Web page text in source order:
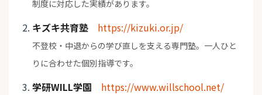
制度に対応した実績があります。
キズキ共育塾 https://kizuki.or.jp/
不登校・中退からの学び直しを支える専門塾。一人ひと
りに合わせた個別指導です。
学研WILL学園 https://www.willschool.net/